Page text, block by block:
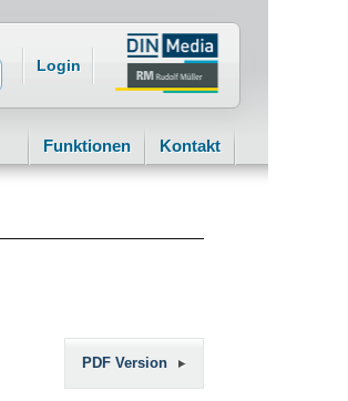
Login
Funktionen Kontakt
PDF Version